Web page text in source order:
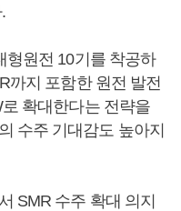
형원전 10기를 착공하
까지 포함한 원전 발전
확대한다는 전략을
수주 기대감도 높아지
SMR 수주 확대 의지